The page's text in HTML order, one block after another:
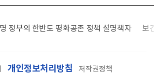
정부의 한반도 평화공존 정책 설명책자 보
개인정보처리방침 저작권정책